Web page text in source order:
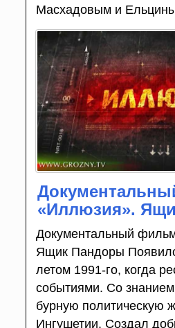
Масхадовым и
«Иллюзия».
Документальный
Ящик Пандоры
летом 1991-го, когда
событиями. Со
бурную политическую
Ингушетии. Создал